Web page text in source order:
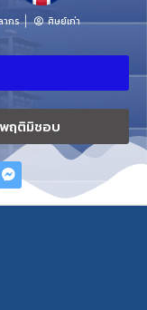
กร ศิษย์เก่า
พฤติมิชอบ